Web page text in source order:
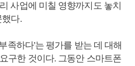
사업에 미칠 영향까지도 놓치
했다.
족하다’는 평가를 받는 데 대해
구한 것이다. 그동안 스마트폰